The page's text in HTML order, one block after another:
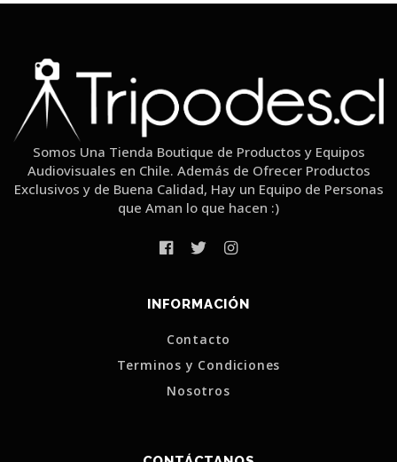
Somos Una Tienda Boutique de Productos y Equipos
Audiovisuales en Chile. Además de Ofrecer Productos
Exclusivos y de Buena Calidad, Hay un Equipo de Personas
que Aman lo que hacen :)
INFORMACIÓN
Contacto
Terminos y Condiciones
Nosotros